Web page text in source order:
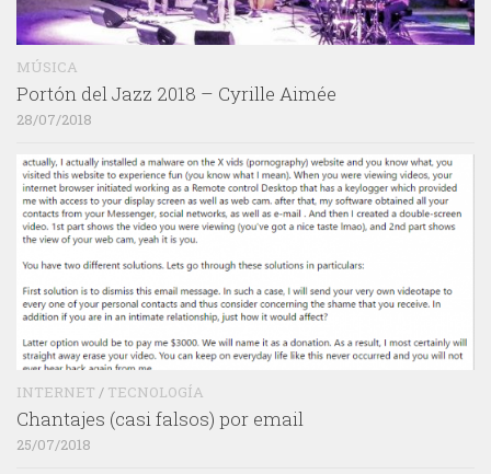
MÚSICA
Portón del Jazz 2018 – Cyrille Aimée
28/07/2018
INTERNET / TECNOLOGÍA
Chantajes (casi falsos) por email
25/07/2018